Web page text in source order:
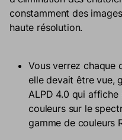
constamment des
haute résolution.
Vous verrez chaque
elle devait être vue,
ALPD 4.0 qui
couleurs sur le
gamme de couleurs